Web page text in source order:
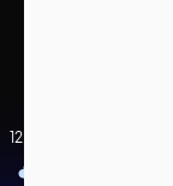
12:00